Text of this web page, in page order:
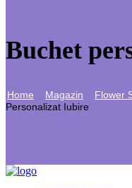
Buchet
Home Magazin Flower
Personalizat Iubire